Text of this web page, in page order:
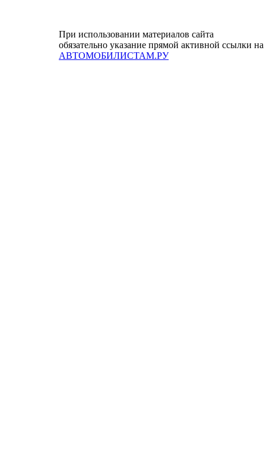
При использовании материалов сайта
обязательно указание прямой активной ссылки на
АВТОМОБИЛИСТАМ.РУ